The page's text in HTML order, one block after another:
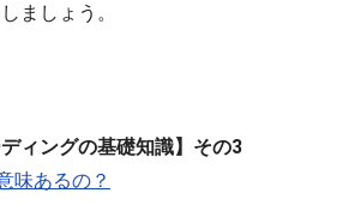
ましょう。
ディングの基礎知識】その3
味あるの？